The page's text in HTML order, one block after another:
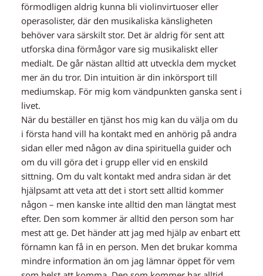
förmodligen aldrig kunna bli violinvirtuoser eller
operasolister, där den musikaliska känsligheten
behöver vara särskilt stor. Det är aldrig för sent att
utforska dina förmågor vare sig musikaliskt eller
medialt. De går nästan alltid att utveckla dem mycket
mer än du tror. Din intuition är din inkörsport till
mediumskap. För mig kom vändpunkten ganska sent i
livet.
När du beställer en tjänst hos mig kan du välja om du
i första hand vill ha kontakt med en anhörig på andra
sidan eller med någon av dina spirituella guider och
om du vill göra det i grupp eller vid en enskild
sittning. Om du valt kontakt med andra sidan är det
hjälpsamt att veta att det i stort sett alltid kommer
någon – men kanske inte alltid den man längtat mest
efter. Den som kommer är alltid den person som har
mest att ge. Det händer att jag med hjälp av enbart ett
förnamn kan få in en person. Men det brukar komma
mindre information än om jag lämnar öppet för vem